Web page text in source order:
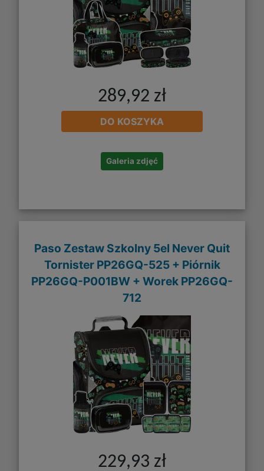
289,92 zł
DO KOSZYKA
Galeria zdjęć
Paso Zestaw Szkolny 5el Never Quit
Tornister PP26GQ-525 + Piórnik
PP26GQ-P001BW + Worek PP26GQ-
712
229,93 zł